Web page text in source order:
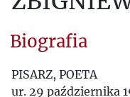
Biografia
PISARZ, POETA
ur. 29 października